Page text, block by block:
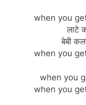
when you
लाटे
बेबी
when you
when you
when you